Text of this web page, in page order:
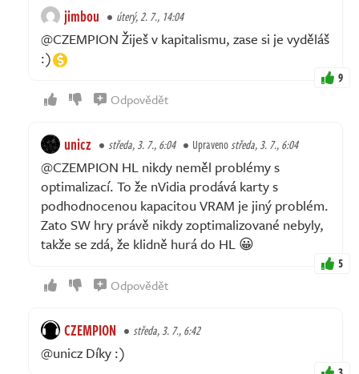
jimbou úterý, 2. 7., 14:04
@CZEMPION Žiješ v kapitalismu, zase si je vyděláš
:)
9
Odpovědět
unicz středa, 3. 7., 6:04 Upravenostředa, 3. 7., 6:04
@CZEMPION HL nikdy neměl problémy s
optimalizací. To že nVidia prodává karty s
podhodnocenou kapacitou VRAM je jiný problém.
Zato SW hry právě nikdy zoptimalizované nebyly,
takže se zdá, že klidně hurá do HL 😀
5
Odpovědět
CZEMPION středa, 3. 7., 6:42
@unicz Díky :)